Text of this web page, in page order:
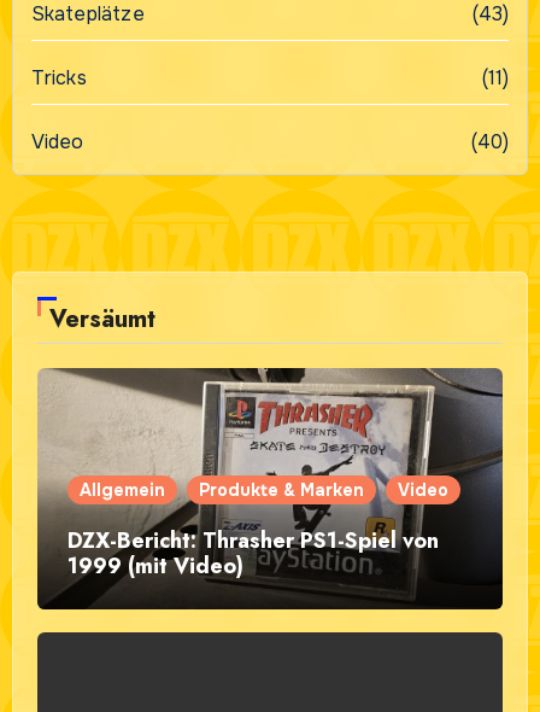
Skateplätze (43)
Tricks (11)
Video (40)
Versäumt
Allgemein Produkte & Marken Video
DZX-Bericht: Thrasher PS1-Spiel von
1999 (mit Video)